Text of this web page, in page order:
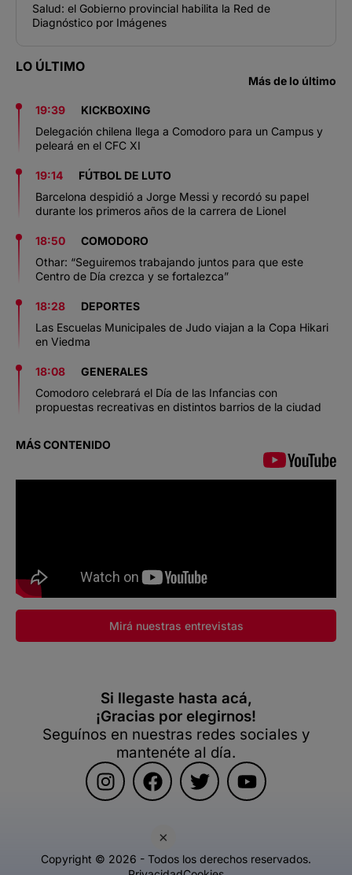
×
Salud: el Gobierno provincial habilita la Red de
Diagnóstico por Imágenes
LO ÚLTIMO
Más de lo último
19:39
KICKBOXING
Delegación chilena llega a Comodoro para un Campus y
peleará en el CFC XI
19:14
FÚTBOL DE LUTO
Barcelona despidió a Jorge Messi y recordó su papel
durante los primeros años de la carrera de Lionel
18:50
COMODORO
Othar: “Seguiremos trabajando juntos para que este
Centro de Día crezca y se fortalezca”
18:28
DEPORTES
Las Escuelas Municipales de Judo viajan a la Copa Hikari
en Viedma
18:08
GENERALES
Comodoro celebrará el Día de las Infancias con
propuestas recreativas en distintos barrios de la ciudad
MÁS CONTENIDO
Mirá nuestras entrevistas
Si llegaste hasta acá,
¡Gracias por elegirnos!
Seguínos en nuestras redes sociales y
mantenéte al día.
Copyright © 2026 - Todos los derechos reservados.